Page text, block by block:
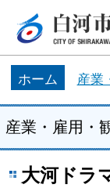
ホーム 産業
産業・雇用・
大河ドラ